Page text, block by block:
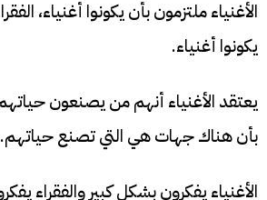
الأغنياء ملتزمون بأن يكونوا أغنياء،
يكونوا أغنياء.
يعتقد الأغنياء أنهم من يصنعون
بأن هناك جهات هي التي تصنع حياتهم.
الأغنياء يفكرون بشكل كبير والفقراء